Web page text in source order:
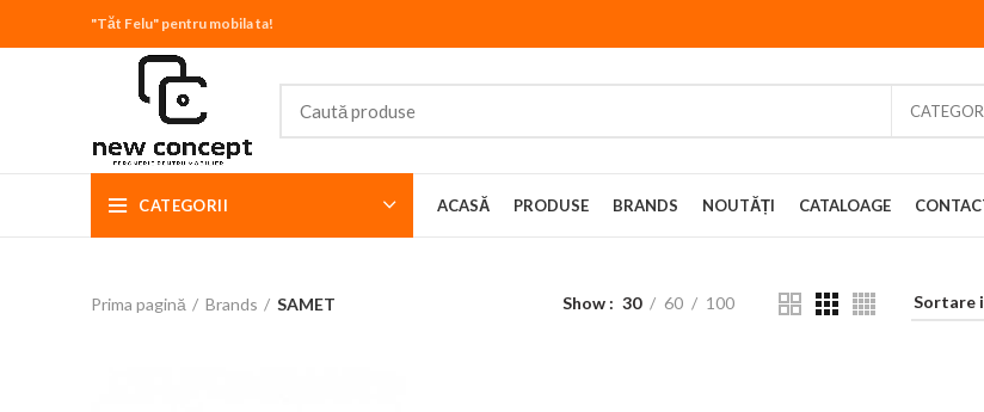
"Tăt Felu" pentru mobila ta!
CATEGORII ACASĂ PRODUSE BRANDS NOUTĂȚI CATALOAGE
Prima pagină Brands SAMET Show 30 60 100